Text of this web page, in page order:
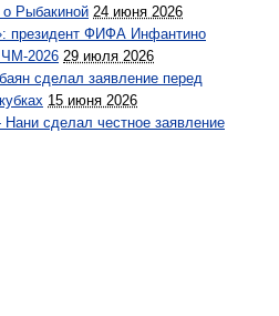
о Рыбакиной 24 июня 2026
президент ФИФА Инфантино
ЧМ-2026 29 июля 2026
сделал заявление перед
15 июня 2026
сделал честное заявление